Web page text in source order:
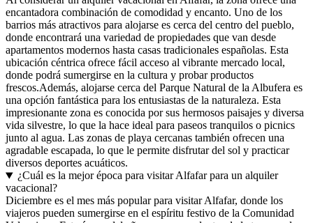
encantadora combinación de comodidad y encanto. Uno de los
barrios más atractivos para alojarse es cerca del centro del pueblo,
donde encontrará una variedad de propiedades que van desde
apartamentos modernos hasta casas tradicionales españolas. Esta
ubicación céntrica ofrece fácil acceso al vibrante mercado local,
donde podrá sumergirse en la cultura y probar productos
frescos.Además, alojarse cerca del Parque Natural de la Albufera es
una opción fantástica para los entusiastas de la naturaleza. Esta
impresionante zona es conocida por sus hermosos paisajes y diversa
vida silvestre, lo que la hace ideal para paseos tranquilos o picnics
junto al agua. Las zonas de playa cercanas también ofrecen una
agradable escapada, lo que le permite disfrutar del sol y practicar
diversos deportes acuáticos.
¿Cuál es la mejor época para visitar Alfafar para un alquiler
vacacional?
Diciembre es el mes más popular para visitar Alfafar, donde los
viajeros pueden sumergirse en el espíritu festivo de la Comunidad